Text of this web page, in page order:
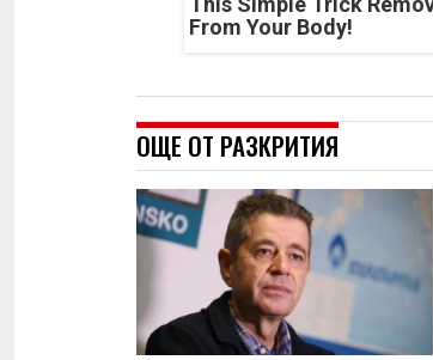
From Your Body!
ОЩЕ ОТ РАЗКРИТИЯ